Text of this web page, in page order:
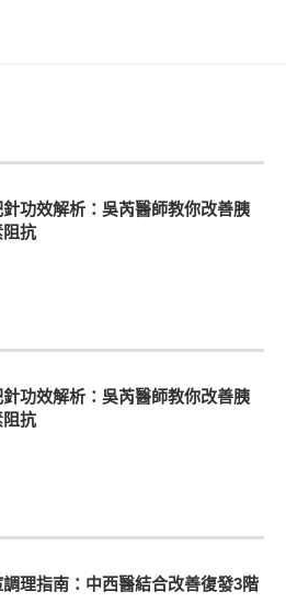
功效解析：吳芮醫師教你改善胰
阻抗
功效解析：吳芮醫師教你改善胰
阻抗
理指南：中西醫結合改善復發3階